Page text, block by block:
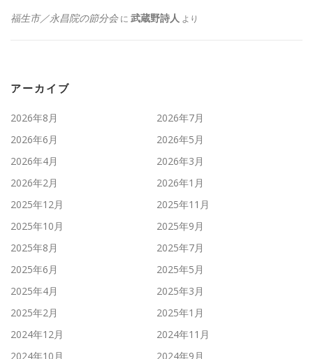
福生市／永昌院の節分会に 武蔵野詩人 より
アーカイブ
2026年8月
2026年7月
2026年6月
2026年5月
2026年4月
2026年3月
2026年2月
2026年1月
2025年12月
2025年11月
2025年10月
2025年9月
2025年8月
2025年7月
2025年6月
2025年5月
2025年4月
2025年3月
2025年2月
2025年1月
2024年12月
2024年11月
2024年10月
2024年9月